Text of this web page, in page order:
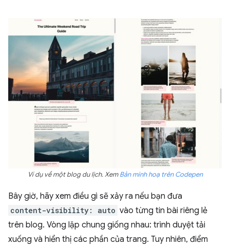
Ví dụ về một blog du lịch. XemBản minh hoạ trên Codepen
Bây giờ, hãy xem điều gì sẽ xảy ra nếu bạn đưa
content-visibility: auto vào từng tin bài riêng lẻ
trên blog. Vòng lặp chung giống nhau: trình duyệt tải
xuống và hiển thị các phần của trang. Tuy nhiên, điểm